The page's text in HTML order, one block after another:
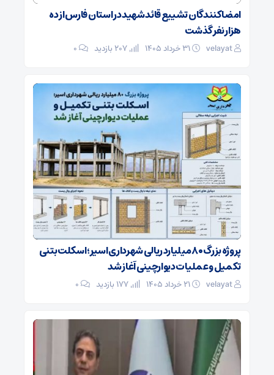
امضا کنندگان تشییع قائد شهید در استان فارس از ده
هزار نفر گذشت
velayat ۰
پروژه بزرگ ۸۰ میلیارد ریالی شهرداری اسیر؛ اسکلت بتنی
تکمیل و عملیات دیوارچینی آغاز شد
velayat ۰